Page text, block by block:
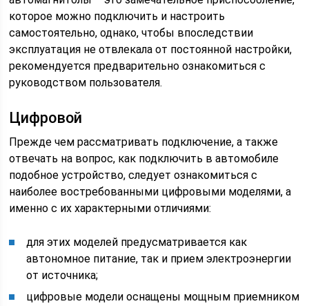
которое можно подключить и настроить
самостоятельно, однако, чтобы впоследствии
эксплуатация не отвлекала от постоянной настройки,
рекомендуется предварительно ознакомиться с
руководством пользователя.
Цифровой
Прежде чем рассматривать подключение, а также
отвечать на вопрос, как подключить в автомобиле
подобное устройство, следует ознакомиться с
наиболее востребованными цифровыми моделями, а
именно с их характерными отличиями:
для этих моделей предусматривается как
автономное питание, так и прием электроэнергии
от источника;
цифровые модели оснащены мощным приемником